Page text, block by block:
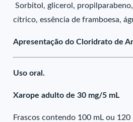
Sorbitol, glicerol,
cítrico, essência de framboesa,
Apresentação do Cloridrato de
Uso oral.
Xarope adulto de 30 mg/5 mL
Frascos contendo 100 mL ou